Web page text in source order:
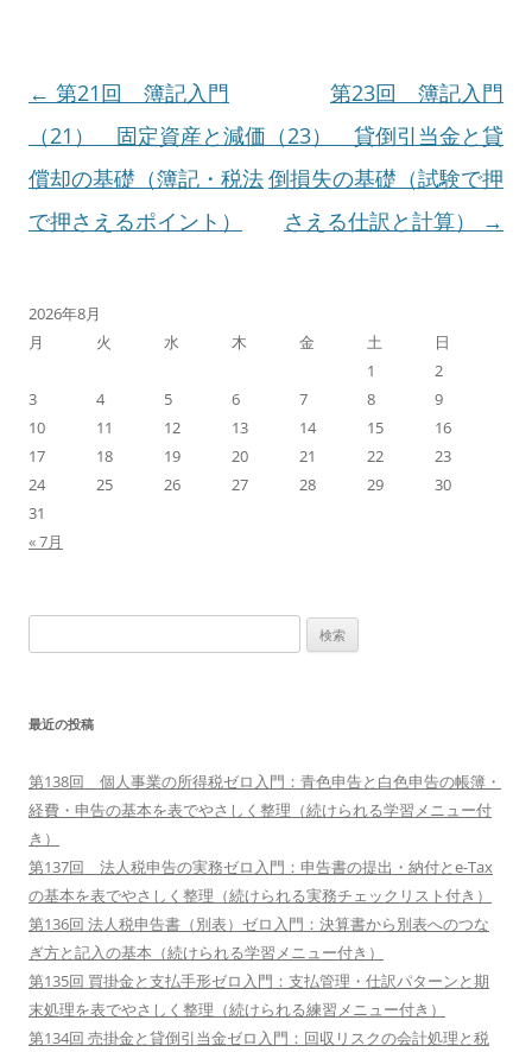
投
稿
ナ
ビ
ー
シ
ョ
ン
← 第21回 簿記入門
（21） 固定資産と減価
償却の基礎（簿記・税法
で押さえるポイント）
第23回 簿記入門
（23） 貸倒引当金と貸
倒損失の基礎（試験で押
さえる仕訳と計算）
→
2026年8月
月
火 水 木 金 土
日
1
2
3
4 5 6 7 8
9
10
11 12 13 14 15
16
17
18 19 20 21 22
23
24
25 26 27 28 29
30
31
« 7月
索:
最近の投稿
第138回 個人事業の所得税ゼロ入門：青色申告と白色申告の帳簿・
経費・申告の基本を表でやさしく整理（続けられる学習メニュー付
き）
第137回 法人税申告の実務ゼロ入門：申告書の提出・納付とe-Tax
の基本を表でやさしく整理（続けられる実務チェックリスト付き）
第136回 法人税申告書（別表）ゼロ入門：決算書から別表へのつな
ぎ方と記入の基本（続けられる学習メニュー付き）
第135回 買掛金と支払手形ゼロ入門：支払管理・仕訳パターンと期
末処理を表でやさしく整理（続けられる練習メニュー付き）
第134回 売掛金と貸倒引当金ゼロ入門：回収リスクの会計処理と税